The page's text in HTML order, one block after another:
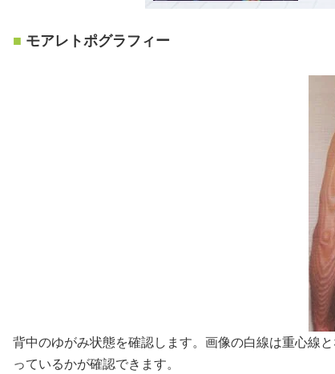
モアレトポグラフィー
背中のゆがみ状態を確認します。画像の白線は重心線
っているかが確認できます。